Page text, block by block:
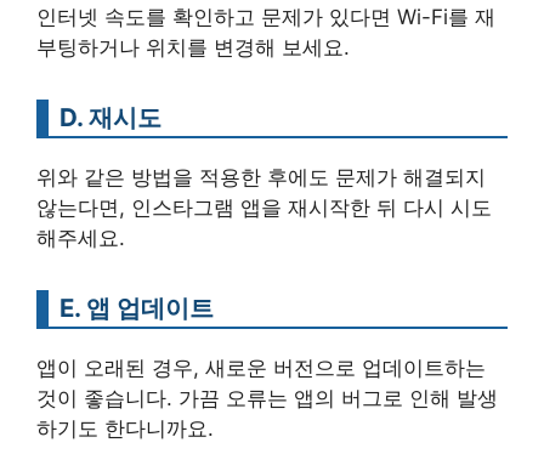
인터넷 속도를 확인하고 문제가 있다면 Wi-Fi를 재
부팅하거나 위치를 변경해 보세요.
D. 재시도
위와 같은 방법을 적용한 후에도 문제가 해결되지
않는다면, 인스타그램 앱을 재시작한 뒤 다시 시도
해주세요.
E. 앱 업데이트
앱이 오래된 경우, 새로운 버전으로 업데이트하는
것이 좋습니다. 가끔 오류는 앱의 버그로 인해 발생
하기도 한다니까요.